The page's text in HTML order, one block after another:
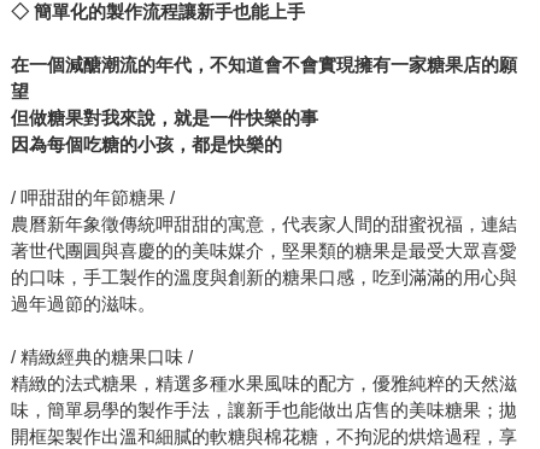
◇ 簡單化的製作流程讓新手也能上手
在一個減醣潮流的年代，不知道會不會實現擁有一家糖果店的願
望
但做糖果對我來說，就是一件快樂的事
因為每個吃糖的小孩，都是快樂的
/ 呷甜甜的年節糖果 /
農曆新年象徵傳統呷甜甜的寓意，代表家人間的甜蜜祝福，連結
著世代團圓與喜慶的的美味媒介，堅果類的糖果是最受大眾喜愛
的口味，手工製作的溫度與創新的糖果口感，吃到滿滿的用心與
過年過節的滋味。
/ 精緻經典的糖果口味 /
精緻的法式糖果，精選多種水果風味的配方，優雅純粹的天然滋
味，簡單易學的製作手法，讓新手也能做出店售的美味糖果；拋
開框架製作出溫和細膩的軟糖與棉花糖，不拘泥的烘焙過程，享